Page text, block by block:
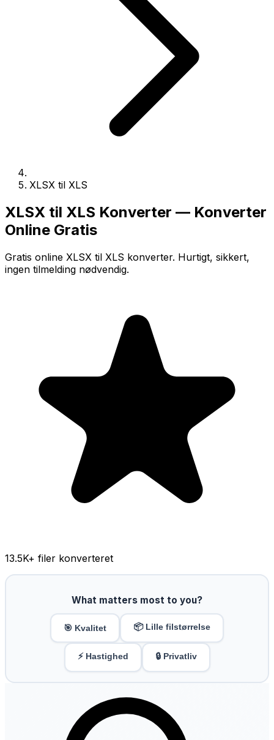
XLSX til XLS
XLSX til XLS Konverter — Konverter
Online Gratis
Gratis online XLSX til XLS konverter. Hurtigt, sikkert,
ingen tilmelding nødvendig.
13.5K+ filer konverteret
What matters most to you?
🎯 Kvalitet 📦 Lille filstørrelse
⚡ Hastighed 🔒 Privatliv